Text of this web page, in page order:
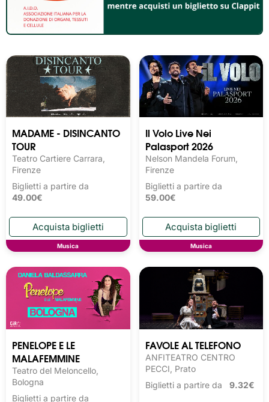
MADAME - DISINCANTO
TOUR
Teatro Cartiere Carrara,
Firenze
Biglietti a partire da
49.00€
Musica
Il Volo Live Nei
Palasport 2026
Nelson Mandela Forum,
Firenze
Biglietti a partire da
59.00€
Musica
PENELOPE E LE
MALAFEMMINE
Teatro del Meloncello,
Bologna
Biglietti a partire da
FAVOLE AL TELEFONO
ANFITEATRO CENTRO
PECCI, Prato
Biglietti a partire da 9.32€